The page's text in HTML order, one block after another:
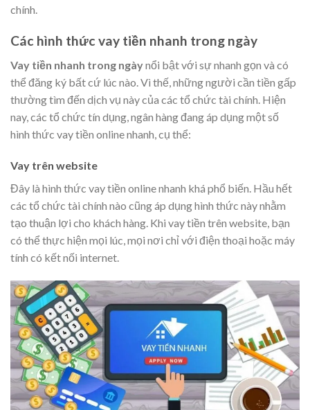
chính.
Các hình thức vay tiền nhanh trong ngày
Vay tiền nhanh trong ngàynổi bật với sự nhanh gọn và có
thể đăng ký bất cứ lúc nào. Vì thế, những người cần tiền gấp
thường tìm đến dịch vụ này của các tổ chức tài chính. Hiện
nay, các tổ chức tín dụng, ngân hàng đang áp dụng một số
hình thức vay tiền online nhanh, cụ thể:
Vay trên website
Đây là hình thức vay tiền online nhanh khá phổ biến. Hầu hết
các tổ chức tài chính nào cũng áp dụng hình thức này nhằm
tạo thuận lợi cho khách hàng. Khi vay tiền trên website, bạn
có thể thực hiện mọi lúc, mọi nơi chỉ với điện thoại hoặc máy
tính có kết nối internet.